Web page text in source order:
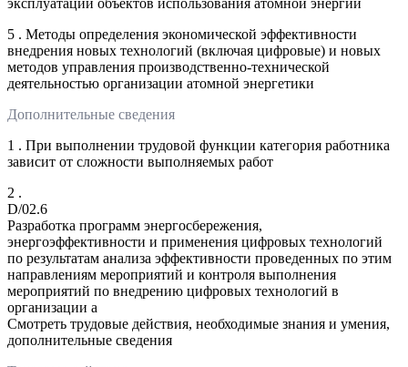
5 . Методы определения экономической эффективности
внедрения новых технологий (включая цифровые) и новых
методов управления производственно-технической
деятельностью организации атомной энергетики
Дополнительные сведения
1 . При выполнении трудовой функции категория работника
зависит от сложности выполняемых работ
2 .
D/02.6
Разработка программ энергосбережения,
энергоэффективности и применения цифровых технологий
по результатам анализа эффективности проведенных по этим
направлениям мероприятий и контроля выполнения
мероприятий по внедрению цифровых технологий в
организации а
Смотреть трудовые действия, необходимые знания и умения,
дополнительные сведения